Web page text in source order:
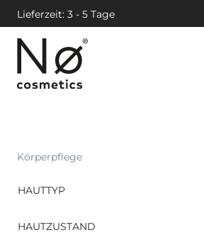
Lieferzeit: 3 - 5 Tage
Körperpflege
HAUTTYP
HAUTZUSTAND